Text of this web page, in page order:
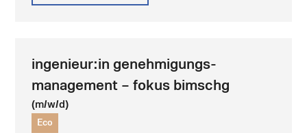
ingenieur:in genehmigungs­
management – fokus bimschg
(m/w/d)
Eco